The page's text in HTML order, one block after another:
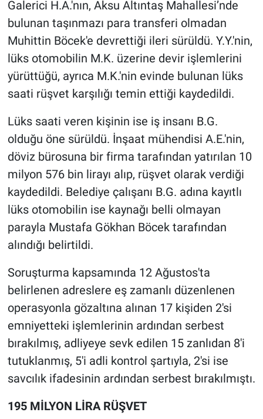
Galerici H.A.'nın, Aksu Altıntaş Mahallesi’nde
bulunan taşınmazı para transferi olmadan
Muhittin Böcek'e devrettiği ileri sürüldü. Y.Y.'nin,
lüks otomobilin M.K. üzerine devir işlemlerini
yürüttüğü, ayrıca M.K.'nin evinde bulunan lüks
saati rüşvet karşılığı temin ettiği kaydedildi.
Lüks saati veren kişinin ise iş insanı B.G.
olduğu öne sürüldü. İnşaat mühendisi A.E.'nin,
döviz bürosuna bir firma tarafından yatırılan 10
milyon 576 bin lirayı alıp, rüşvet olarak verdiği
kaydedildi. Belediye çalışanı B.G. adına kayıtlı
lüks otomobilin ise kaynağı belli olmayan
parayla Mustafa Gökhan Böcek tarafından
alındığı belirtildi.
Soruşturma kapsamında 12 Ağustos'ta
belirlenen adreslere eş zamanlı düzenlenen
operasyonla gözaltına alınan 17 kişiden 2'si
emniyetteki işlemlerinin ardından serbest
bırakılmış, adliyeye sevk edilen 15 zanlıdan 8'i
tutuklanmış, 5'i adli kontrol şartıyla, 2'si ise
savcılık ifadesinin ardından serbest bırakılmıştı.
195 MİLYON LİRA RÜŞVET